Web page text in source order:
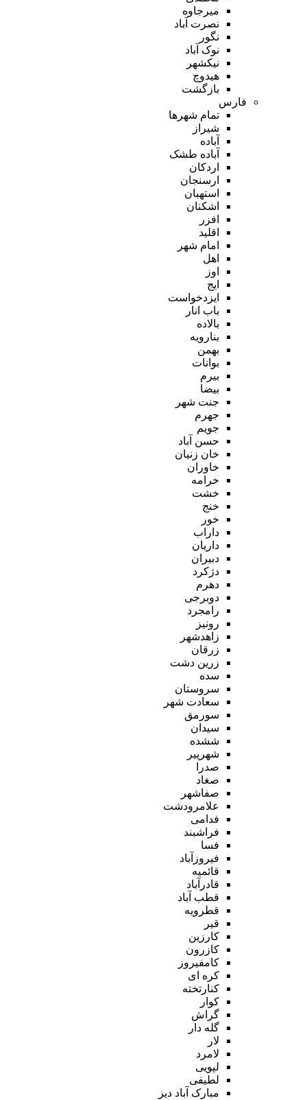
میرجاوه
نصرت آباد
نگور
نوک آباد
نیکشهر
هیدوچ
بازگشت
فارس
تمام شهر‌ها
شیراز
آباده
آباده طشک
اردکان
ارسنجان
استهبان
اشکنان
افزر
اقلید
امام شهر
اهل
اوز
ایج
ایزدخواست
باب انار
بالاده
بنارویه
بهمن
بوانات
بیرم
بیضا
جنت شهر
جهرم
جویم
حسن آباد
خان زنیان
خاوران
خرامه
خشت
خنج
خور
داراب
داریان
دبیران
دژکرد
دهرم
دوبرجی
رامجرد
رونیز
زاهدشهر
زرقان
زرین دشت
سده
سروستان
سعادت شهر
سورمق
سیدان
ششده
شهرپیر
صدرا
صغاد
صفاشهر
علامرودشت
فدامی
فراشبند
فسا
فیروزآباد
قائمیه
قادرآباد
قطب آباد
قطرویه
قیر
کارزین
کازرون
کامفیروز
کره ای
کنارتخته
کوار
گراش
گله دار
لار
لامرد
لپویی
لطیفی
مبارک آباد دیز